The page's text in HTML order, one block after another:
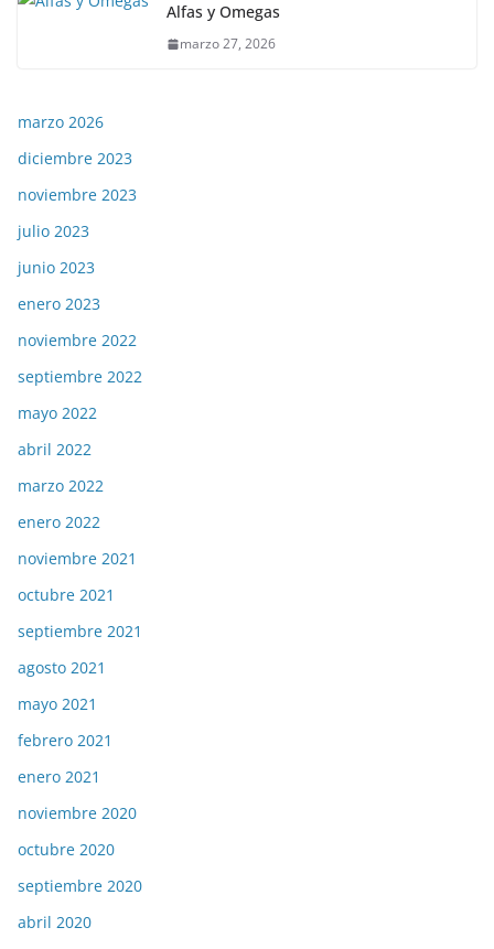
Alfas y Omegas
marzo 27, 2026
marzo 2026
diciembre 2023
noviembre 2023
julio 2023
junio 2023
enero 2023
noviembre 2022
septiembre 2022
mayo 2022
abril 2022
marzo 2022
enero 2022
noviembre 2021
octubre 2021
septiembre 2021
agosto 2021
mayo 2021
febrero 2021
enero 2021
noviembre 2020
octubre 2020
septiembre 2020
abril 2020